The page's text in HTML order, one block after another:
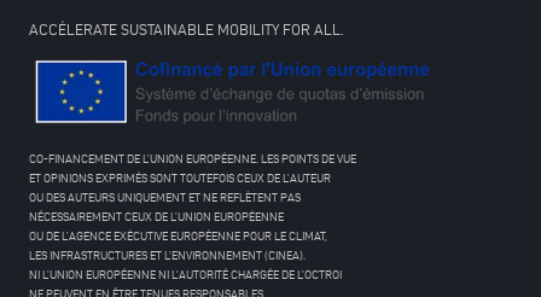
ACCÉLERATE SUSTAINABLE MOBILITY FOR ALL.
CO-FINANCEMENT DE L’UNION EUROPÉENNE. LES POINTS DE VUE
ET OPINIONS EXPRIMÉS SONT TOUTEFOIS CEUX DE L’AUTEUR
OU DES AUTEURS UNIQUEMENT ET NE REFLÈTENT PAS
NÉCESSAIREMENT CEUX DE L’UNION EUROPÉENNE
OU DE L’AGENCE EXÉCUTIVE EUROPÉENNE POUR LE CLIMAT,
LES INFRASTRUCTURES ET L’ENVIRONNEMENT (CINEA).
NI L’UNION EUROPÉENNE NI L’AUTORITÉ CHARGÉE DE L’OCTROI
NE PEUVENT EN ÊTRE TENUES RESPONSABLES.